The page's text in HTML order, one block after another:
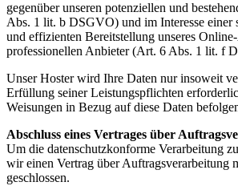
gegenüber unseren potenziellen und
Abs. 1 lit. b DSGVO) und im Interesse einer
und effizienten Bereitstellung unseres
professionellen Anbieter (Art. 6 Abs. 1 lit. f
Unser Hoster wird Ihre Daten nur insoweit
Erfüllung seiner Leistungspflichten
Weisungen in Bezug auf diese Daten
Abschluss eines Vertrages über
Um die datenschutzkonforme Verarbeitung
wir einen Vertrag über Auftragsverarbeitung
geschlossen.